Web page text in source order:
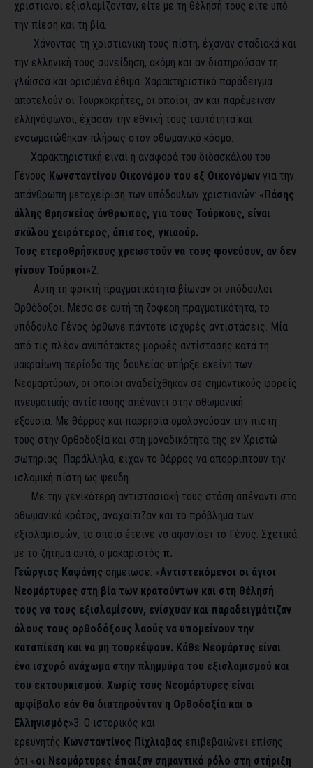
χριστιανοί εξισλαμίζονταν, είτε με τη θέλησή τους είτε υπό
την πίεση και τη βία.
Χάνοντας τη χριστιανική τους πίστη, έχαναν σταδιακά και
την ελληνική τους συνείδηση, ακόμη και αν διατηρούσαν τη
γλώσσα και ορισμένα έθιμα. Χαρακτηριστικό παράδειγμα
αποτελούν οι Τουρκοκρήτες, οι οποίοι, αν και παρέμειναν
ελληνόφωνοι, έχασαν την εθνική τους ταυτότητα και
ενσωματώθηκαν πλήρως στον οθωμανικό κόσμο.
Χαρακτηριστική είναι η αναφορά του διδασκάλου του
Γένους Κωνσταντίνου Οικονόμου του εξ Οικονόμων για την
απάνθρωπη μεταχείριση των υπόδουλων χριστιανών: «Πάσης
άλλης θρησκείας άνθρωπος, για τους Τούρκους, είναι
σκύλου χειρότερος, άπιστος, γκιαούρ.
Τους ετεροθρήσκους χρεωστούν να τους φονεύουν, αν δεν
γίνουν Τούρκοι»2.
Αυτή τη φρικτή πραγματικότητα βίωναν οι υπόδουλοι
Ορθόδοξοι. Μέσα σε αυτή τη ζοφερή πραγματικότητα, το
υπόδουλο Γένος όρθωνε πάντοτε ισχυρές αντιστάσεις. Μία
από τις πλέον ανυπότακτες μορφές αντίστασης κατά τη
μακραίωνη περίοδο της δουλείας υπήρξε εκείνη των
Νεομαρτύρων, οι οποίοι αναδείχθηκαν σε σημαντικούς φορείς
πνευματικής αντίστασης απέναντι στην οθωμανική
εξουσία. Με θάρρος και παρρησία ομολογούσαν την πίστη
τους στην Ορθοδοξία και στη μοναδικότητα της εν Χριστώ
σωτηρίας. Παράλληλα, είχαν το θάρρος να απορρίπτουν την
ισλαμική πίστη ως ψευδή.
Με την γενικότερη αντιστασιακή τους στάση απέναντι στο
οθωμανικό κράτος, αναχαίτιζαν και το πρόβλημα των
εξισλαμισμών, το οποίο έτεινε να αφανίσει το Γένος. Σχετικά
με το ζήτημα αυτό, ο μακαριστός π.
Γεώργιος Καψάνης σημείωσε: «Αντιστεκόμενοι οι άγιοι
Νεομάρτυρες στη βία των κρατούντων και στη θέλησή
τους να τους εξισλαμίσουν, ενίσχυαν και παραδειγμάτιζαν
όλους τους ορθοδόξους λαούς να υπομείνουν την
καταπίεση και να μη τουρκέψουν. Κάθε Νεομάρτυς είναι
ένα ισχυρό ανάχωμα στην πλημμύρα του εξισλαμισμού και
του εκτουρκισμού. Χωρίς τους Νεομάρτυρες είναι
αμφίβολο εάν θα διατηρούνταν η Ορθοδοξία και ο
Ελληνισμός»3. Ο ιστορικός και
ερευνητής Κωνσταντίνος Πίχλιαβας επιβεβαιώνει επίσης
ότι «οι Νεομάρτυρες έπαιξαν σημαντικό ρόλο στη στήριξη